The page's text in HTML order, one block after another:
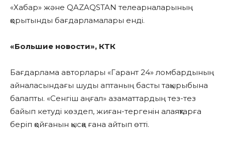
«Хабар» және QAZAQSTAN телеарналарының
қорытынды бағдарламалары енді.
«Большие новости», КТК
Бағдарлама авторлары «Гарант 24» ломбардының
айналасындағы шуды аптаның басты тақырыбына
балапты. «Сенгіш аңғал» азаматтардың тез-тез
байып кетуді көздеп, жиған-тергенін алаяқтарға
беріп қойғанын қысқа ғана айтып өтті.